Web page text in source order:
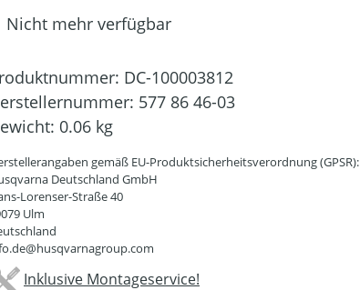
Nicht mehr verfügbar
DC-100003812
577 86 46-03
0.06 kg
gemäß EU-Produktsicherheitsverordnung (GPSR):
Deutschland GmbH
Lorenser-Straße 40
Ulm
Inklusive Montageservice!